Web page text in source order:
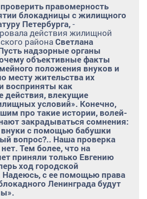
правомерность
блокадницы с жилищного
Петербурга,-
действия жилищной
районаСветлана
надзорные органы
объективные факты
положения внуков и
месту жительства их
восприняты как
влекущие
условий». Конечно,
про такие истории, волей-
закрадываться сомнения:
с помощью бабушки
вопрос?.. Наша проверка
Тем более, что на
приняли только Евгению
ход городской
Надеюсь, с ее помощью права
Ленинграда будут